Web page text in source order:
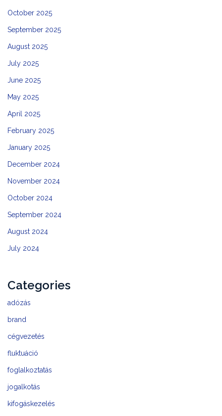
October 2025
September 2025
August 2025
July 2025
June 2025
May 2025
April 2025
February 2025
January 2025
December 2024
November 2024
October 2024
September 2024
August 2024
July 2024
Categories
adózás
brand
cégvezetés
fluktuáció
foglalkoztatás
jogalkotás
kifogáskezelés